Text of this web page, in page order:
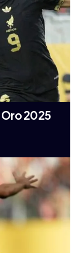
Oro 2025